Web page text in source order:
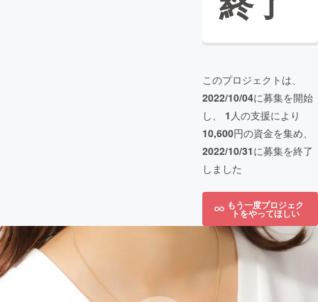
このプロジェクトは、
2022/10/04に募集を開始
し、 1 人の支援により
10,600円の資金を集め、
2022/10/31に募集を終了
しました
もう一度プロジェク
トをやってほしい